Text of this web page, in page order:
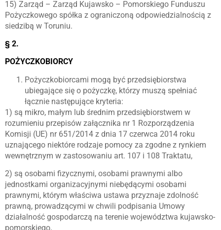
15) Zarząd – Zarząd Kujawsko – Pomorskiego Funduszu
Pożyczkowego spółka z ograniczoną odpowiedzialnością z
siedzibą w Toruniu.
§ 2.
POŻYCZKOBIORCY
Pożyczkobiorcami mogą być przedsiębiorstwa
ubiegające się o pożyczkę, którzy muszą spełniać
łącznie następujące kryteria:
1) są mikro, małym lub średnim przedsiębiorstwem w
rozumieniu przepisów załącznika nr 1 Rozporządzenia
Komisji (UE) nr 651/2014 z dnia 17 czerwca 2014 roku
uznającego niektóre rodzaje pomocy za zgodne z rynkiem
wewnętrznym w zastosowaniu art. 107 i 108 Traktatu,
2) są osobami fizycznymi, osobami prawnymi albo
jednostkami organizacyjnymi niebędącymi osobami
prawnymi, którym właściwa ustawa przyznaje zdolność
prawną, prowadzącymi w chwili podpisania Umowy
działalność gospodarczą na terenie województwa kujawsko-
pomorskiego,